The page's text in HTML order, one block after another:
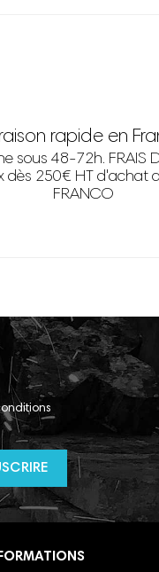
rapide en
sous 48-72h. FRAIS
dès 250€ HT d'achat
FRANCO